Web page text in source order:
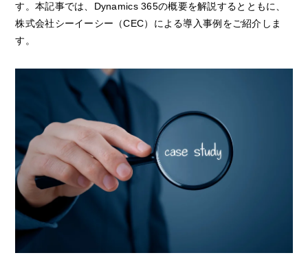
す。本記事では、Dynamics 365の概要を解説するとともに、
株式会社シーイーシー（CEC）による導入事例をご紹介しま
す。